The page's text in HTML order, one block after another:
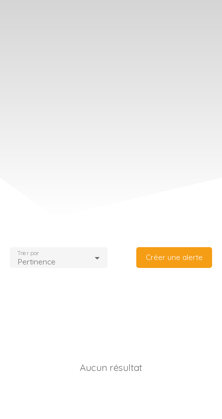
Pertinence
Trier par Créer une alerte
Aucun résultat